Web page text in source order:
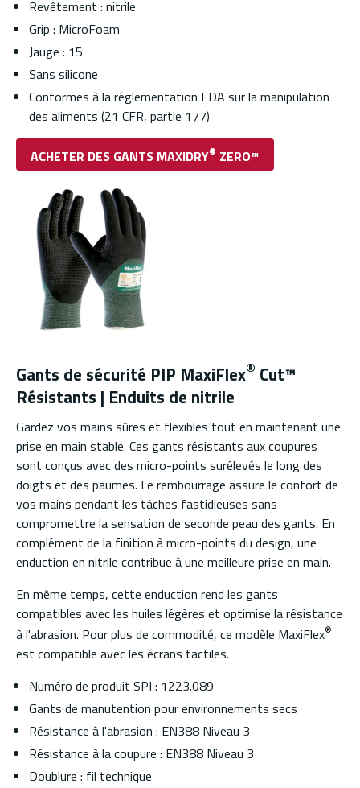
Revêtement : nitrile
Grip : MicroFoam
Jauge : 15
Sans silicone
Conformes à la réglementation FDA sur la manipulation
des aliments (21 CFR, partie 177)
ACHETER DES GANTS MAXIDRY® ZERO™
Gants de sécurité PIP MaxiFlex® Cut™
Résistants | Enduits de nitrile
Gardez vos mains sûres et flexibles tout en maintenant une
prise en main stable. Ces gants résistants aux coupures
sont conçus avec des micro-points surélevés le long des
doigts et des paumes. Le rembourrage assure le confort de
vos mains pendant les tâches fastidieuses sans
compromettre la sensation de seconde peau des gants. En
complément de la finition à micro-points du design, une
enduction en nitrile contribue à une meilleure prise en main.
En même temps, cette enduction rend les gants
compatibles avec les huiles légères et optimise la résistance
à l'abrasion. Pour plus de commodité, ce modèle MaxiFlex®
est compatible avec les écrans tactiles.
Numéro de produit SPI : 1223.089
Gants de manutention pour environnements secs
Résistance à l'abrasion : EN388 Niveau 3
Résistance à la coupure : EN388 Niveau 3
Doublure : fil technique